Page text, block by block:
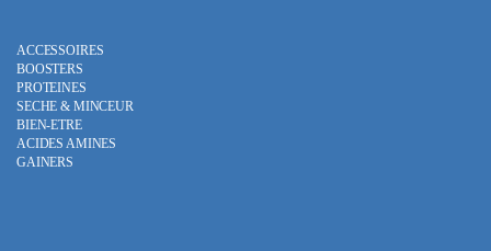
ACCESSOIRES
BOOSTERS
PROTEINES
SECHE & MINCEUR
BIEN-ETRE
ACIDES AMINES
GAINERS